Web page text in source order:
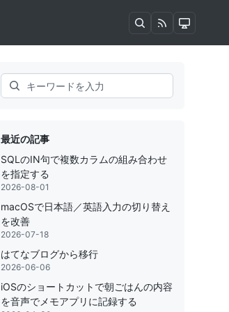
Search
最近の記事
SQLのIN句で複数カラムの組み合わせ
を指定する
2026-08-01
macOSで日本語／英語入力の切り替え
を改善
2026-07-18
はてなブログから移行
2026-06-06
iOSのショートカットで朝ごはんの内容
を音声でメモアプリに記録する